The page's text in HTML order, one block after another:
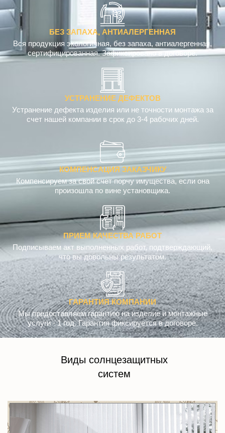
БЕЗ ЗАПАХА, АНТИАЛЕРГЕННАЯ
Вся продукция экологичная, без запаха, антиалергенная,
сертифицированная. Зафиксировано в договоре.
УСТРАНЕНИЕ ДЕФЕКТОВ
Устранение дефекта изделия или не точности монтажа за
счет нашей компании в срок до 3-4 рабочих дней.
КОМПЕНСАЦИЯ ЗАКАЗЧИКУ
Компенсируем за свой счет порчу имущества, если она
произошла по вине установщика.
ПРИЕМ КАЧЕСТВА РАБОТ
Подписываем акт выполненных работ, подтверждающий,
что вы довольны результатом.
ГАРАНТИЯ КОМПАНИИ
Мы предоставляем гарантию на изделие и монтажные
услуги - 1 год. Гарантия фиксируется в договоре.
Виды солнцезащитных
систем